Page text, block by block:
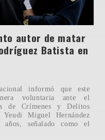
autor de matar
Batista en
informó que este
voluntaria ante el
de Crímenes y Delitos
Miguel Hernández
señalado como el